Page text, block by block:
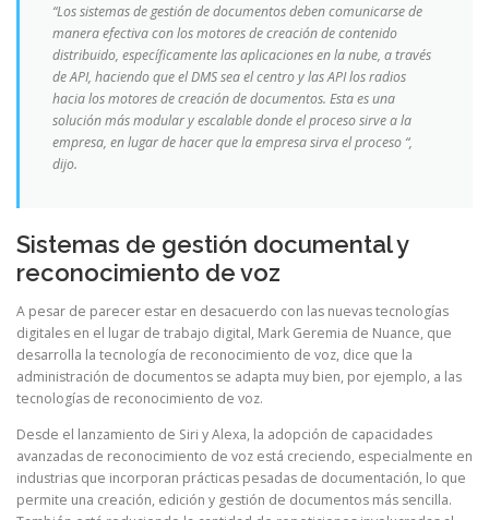
“Los sistemas de gestión de documentos deben comunicarse de
manera efectiva con los motores de creación de contenido
distribuido, específicamente las aplicaciones en la nube, a través
de API, haciendo que el DMS sea el centro y las API los radios
hacia los motores de creación de documentos. Esta es una
solución más modular y escalable donde el proceso sirve a la
empresa, en lugar de hacer que la empresa sirva el proceso “,
dijo.
Sistemas de gestión documental y
reconocimiento de voz
A pesar de parecer estar en desacuerdo con las nuevas tecnologías
digitales en el lugar de trabajo digital, Mark Geremia de Nuance, que
desarrolla la tecnología de reconocimiento de voz, dice que la
administración de documentos se adapta muy bien, por ejemplo, a las
tecnologías de reconocimiento de voz.
Desde el lanzamiento de Siri y Alexa, la adopción de capacidades
avanzadas de reconocimiento de voz está creciendo, especialmente en
industrias que incorporan prácticas pesadas de documentación, lo que
permite una creación, edición y gestión de documentos más sencilla.